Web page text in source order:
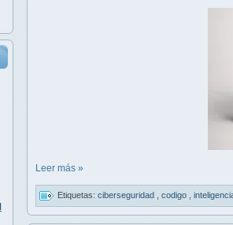
Leer más »
Etiquetas: ciberseguridad codigo